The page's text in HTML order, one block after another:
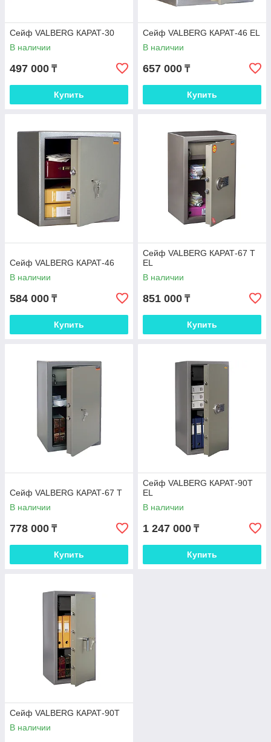
Сейф VALBERG КАРАТ-30
В наличии
497 000 ₸
Купить
Сейф VALBERG КАРАТ-46 EL
В наличии
657 000 ₸
Купить
Сейф VALBERG КАРАТ-46
В наличии
584 000 ₸
Купить
Сейф VALBERG КАРАТ-67 T
EL
В наличии
851 000 ₸
Купить
Сейф VALBERG КАРАТ-67 T
В наличии
778 000 ₸
Купить
Сейф VALBERG КАРАТ-90T
EL
В наличии
1 247 000 ₸
Купить
Сейф VALBERG КАРАТ-90T
В наличии